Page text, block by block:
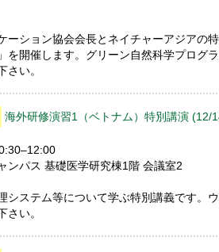
ーション協会会長とネイチャーアジアの
を開催します。グリーン自然科学プログ
さい。
海外研修演習1（ベトナム）特別講演 (12/
ンパス 基礎医学研究棟1階 会議室2
システム等について学ぶ特別講義です。
さい。